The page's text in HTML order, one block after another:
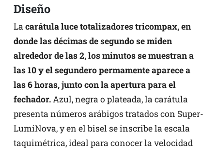
Diseño
La carátula luce totalizadores tricompax, en
donde las décimas de segundo se miden
alrededor de las 2, los minutos se muestran a
las 10 y el segundero permamente aparece a
las 6 horas, junto con la apertura para el
fechador.Azul, negra o plateada, la carátula
presenta números arábigos tratados con Super-
LumiNova, y en el bisel se inscribe la escala
taquimétrica, ideal para conocer la velocidad